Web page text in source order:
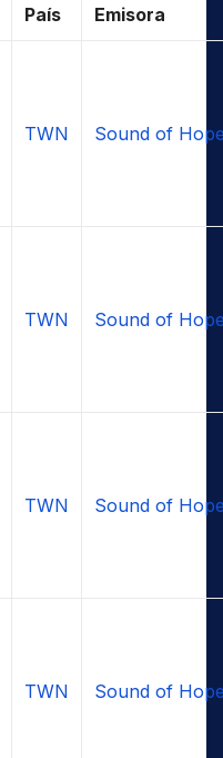
País Emisora
TWN Sound of
TWN Sound of
TWN Sound of
TWN Sound of